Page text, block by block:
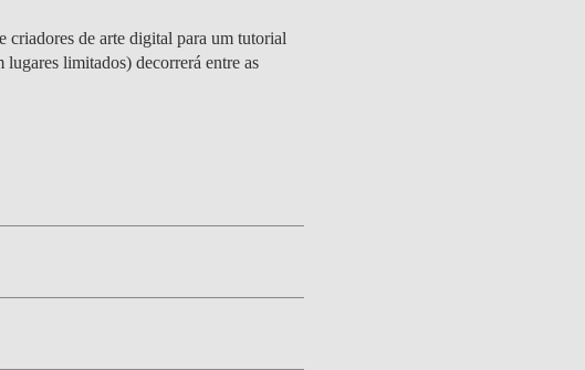
de arte digital para um tutorial
limitados) decorrerá entre as